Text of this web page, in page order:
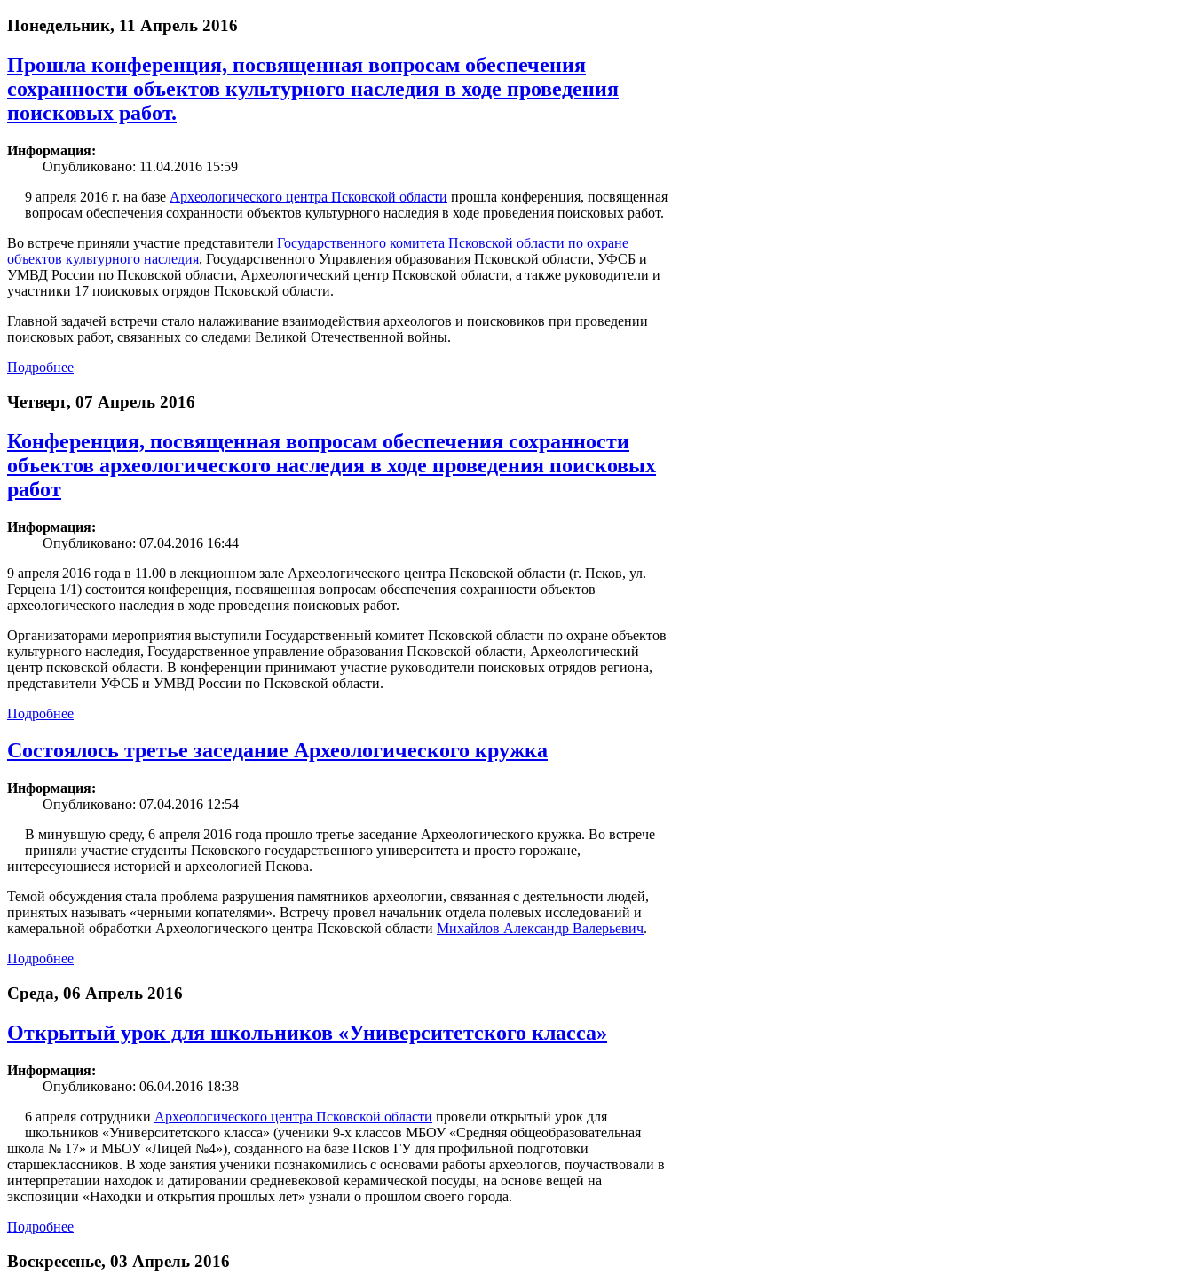
Понедельник, 11 Апрель 2016
Прошла конференция, посвященная вопросам обеспечения
сохранности объектов культурного наследия в ходе проведения
поисковых работ.
Информация:
Опубликовано: 11.04.2016 15:59
9 апреля 2016 г. на базе Археологического центра Псковской области прошла конференция, посвященная
вопросам обеспечения сохранности объектов культурного наследия в ходе проведения поисковых работ.
Во встрече приняли участие представители Государственного комитета Псковской области по охране
объектов культурного наследия, Государственного Управления образования Псковской области, УФСБ и
УМВД России по Псковской области, Археологический центр Псковской области, а также руководители и
участники 17 поисковых отрядов Псковской области.
Главной задачей встречи стало налаживание взаимодействия археологов и поисковиков при проведении
поисковых работ, связанных со следами Великой Отечественной войны.
Подробнее
Четверг, 07 Апрель 2016
Конференция, посвященная вопросам обеспечения сохранности
объектов археологического наследия в ходе проведения поисковых
работ
Информация:
Опубликовано: 07.04.2016 16:44
9 апреля 2016 года в 11.00 в лекционном зале Археологического центра Псковской области (г. Псков, ул.
Герцена 1/1) состоится конференция, посвященная вопросам обеспечения сохранности объектов
археологического наследия в ходе проведения поисковых работ.
Организаторами мероприятия выступили Государственный комитет Псковской области по охране объектов
культурного наследия, Государственное управление образования Псковской области, Археологический
центр псковской области. В конференции принимают участие руководители поисковых отрядов региона,
представители УФСБ и УМВД России по Псковской области.
Подробнее
Состоялось третье заседание Археологического кружка
Информация:
Опубликовано: 07.04.2016 12:54
В минувшую среду, 6 апреля 2016 года прошло третье заседание Археологического кружка. Во встрече
приняли участие студенты Псковского государственного университета и просто горожане,
интересующиеся историей и археологией Пскова.
Темой обсуждения стала проблема разрушения памятников археологии, связанная с деятельности людей,
принятых называть «черными копателями». Встречу провел начальник отдела полевых исследований и
камеральной обработки Археологического центра Псковской области Михайлов Александр Валерьевич.
Подробнее
Среда, 06 Апрель 2016
Открытый урок для школьников «Университетского класса»
Информация:
Опубликовано: 06.04.2016 18:38
6 апреля сотрудники Археологического центра Псковской области провели открытый урок для
школьников «Университетского класса» (ученики 9-х классов МБОУ «Средняя общеобразовательная
школа № 17» и МБОУ «Лицей №4»), созданного на базе Псков ГУ для профильной подготовки
старшеклассников. В ходе занятия ученики познакомились с основами работы археологов, поучаствовали в
интерпретации находок и датировании средневековой керамической посуды, на основе вещей на
экспозиции «Находки и открытия прошлых лет» узнали о прошлом своего города.
Подробнее
Воскресенье, 03 Апрель 2016